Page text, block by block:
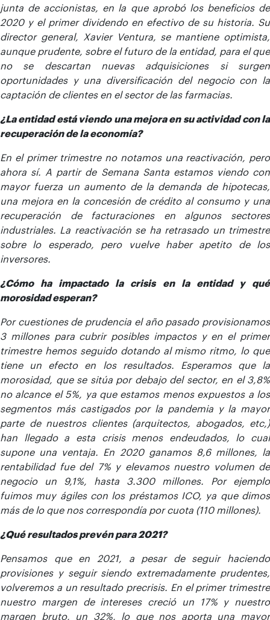
junta de accionistas, en la que aprobó los beneficios de
2020 y el primer dividendo en efectivo de su historia. Su
director general, Xavier Ventura, se mantiene optimista,
aunque prudente, sobre el futuro de la entidad, para el que
no se descartan nuevas adquisiciones si surgen
oportunidades y una diversificación del negocio con la
captación de clientes en el sector de las farmacias.
¿La entidad está viendo una mejora en su actividad con la
recuperación de la economía?
En el primer trimestre no notamos una reactivación, pero
ahora sí. A partir de Semana Santa estamos viendo con
mayor fuerza un aumento de la demanda de hipotecas,
una mejora en la concesión de crédito al consumo y una
recuperación de facturaciones en algunos sectores
industriales. La reactivación se ha retrasado un trimestre
sobre lo esperado, pero vuelve haber apetito de los
inversores.
¿Cómo ha impactado la crisis en la entidad y qué
morosidad esperan?
Por cuestiones de prudencia el año pasado provisionamos
3 millones para cubrir posibles impactos y en el primer
trimestre hemos seguido dotando al mismo ritmo, lo que
tiene un efecto en los resultados. Esperamos que la
morosidad, que se sitúa por debajo del sector, en el 3,8%
no alcance el 5%, ya que estamos menos expuestos a los
segmentos más castigados por la pandemia y la mayor
parte de nuestros clientes (arquitectos, abogados, etc,)
han llegado a esta crisis menos endeudados, lo cual
supone una ventaja. En 2020 ganamos 8,6 millones, la
rentabilidad fue del 7% y elevamos nuestro volumen de
negocio un 9,1%, hasta 3.300 millones. Por ejemplo
fuimos muy ágiles con los préstamos ICO, ya que dimos
más de lo que nos correspondía por cuota (110 millones).
¿Qué resultados prevén para 2021?
Pensamos que en 2021, a pesar de seguir haciendo
provisiones y seguir siendo extremadamente prudentes,
volveremos a un resultado precrisis. En el primer trimestre
nuestro margen de intereses creció un 17% y nuestro
margen bruto, un 32%, lo que nos aporta una mayor